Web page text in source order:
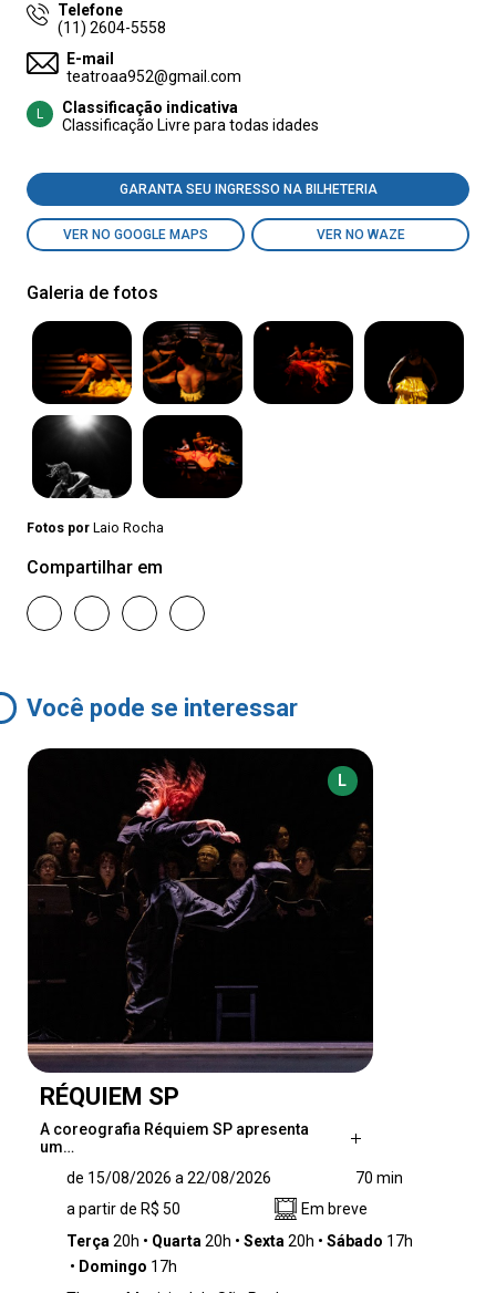
Telefone
(11) 2604-5558
E-mail
teatroaa952@gmail.com
L
Classificação indicativa
Classificação Livre para todas idades
GARANTA SEU INGRESSO NA BILHETERIA
VER NO GOOGLE MAPS VER NO WAZE
Galeria de fotos
Fotos por Laio Rocha
Compartilhar em
Você pode se interessar
L
RÉQUIEM SP
A coreografia Réquiem SP apresenta
um…
desafio e um exercício que estabelece um
diálogo entre distintas linhagens de dança,
como o balé, o jumpstyle e as danças urbanas
e populares. A proposta investiga de maneira
de 15/08/2026 a 22/08/2026
70 min
a partir de R$ 50
Em breve
Terça 20h Quarta 20h Sexta 20h Sábado 17h
Domingo 17h